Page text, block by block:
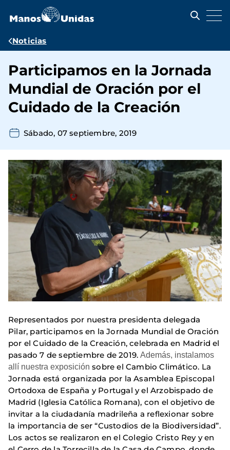
contenido
Ruta
navegación
Noticias
Participamos en la Jornada
Mundial de Oración por el
Cuidado de la Creación
Sábado, 07 septiembre, 2019
Representados por nuestra presidenta delegada
Pilar, participamos en la Jornada Mundial de Oración
por el Cuidado de la Creación, celebrada en Madrid el
pasado 7 de septiembre de 2019.Además, instalamos
allí nuestra exposición sobre el Cambio Climático. La
Jornada está organizada por la Asamblea Episcopal
Ortodoxa de España y Portugal y el Arzobispado de
Madrid (Iglesia Católica Romana), con el objetivo de
invitar a la ciudadanía madrileña a reflexionar sobre
la importancia de ser “Custodios de la Biodiversidad”.
Los actos se realizaron en el Colegio Cristo Rey y en